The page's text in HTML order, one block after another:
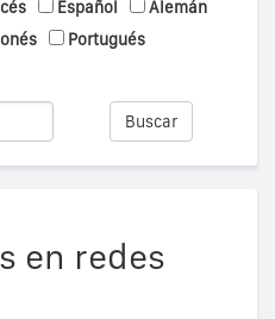
Español
Alemán
Portugués
Buscar
en redes